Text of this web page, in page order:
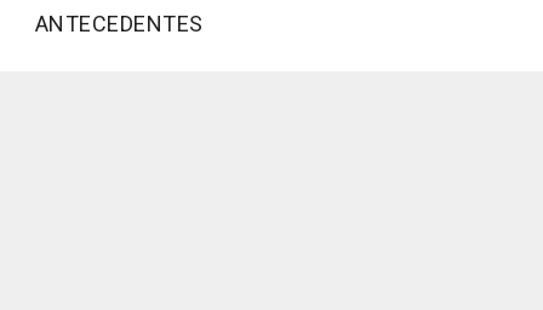
ANTECEDENTES